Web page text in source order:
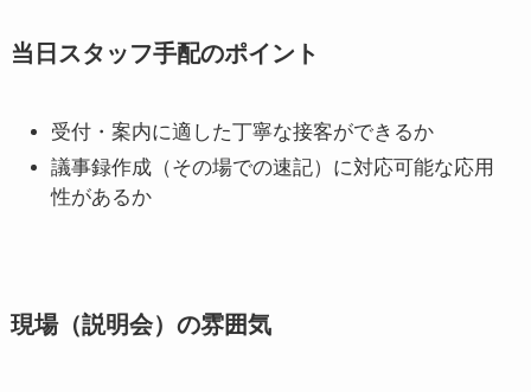
当日スタッフ手配のポイント
受付・案内に適した丁寧な接客ができるか
議事録作成（その場での速記）に対応可能な応用
性があるか
現場（説明会）の雰囲気